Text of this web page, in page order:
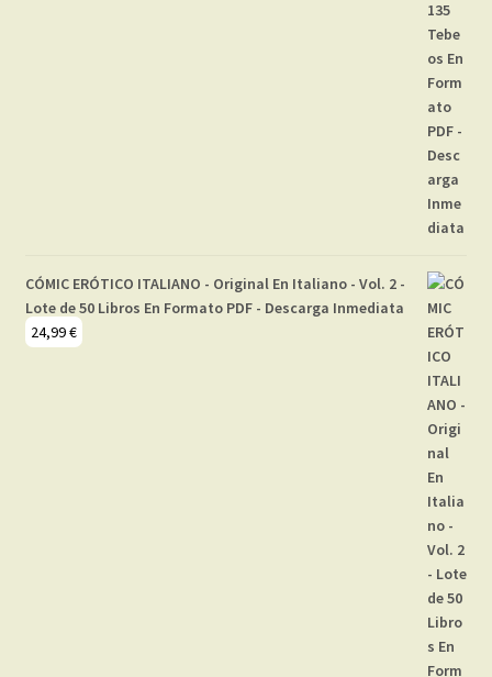
CÓMIC ERÓTICO ITALIANO - Original En Italiano - Vol. 2 -
Lote de 50 Libros En Formato PDF - Descarga Inmediata
24,99€